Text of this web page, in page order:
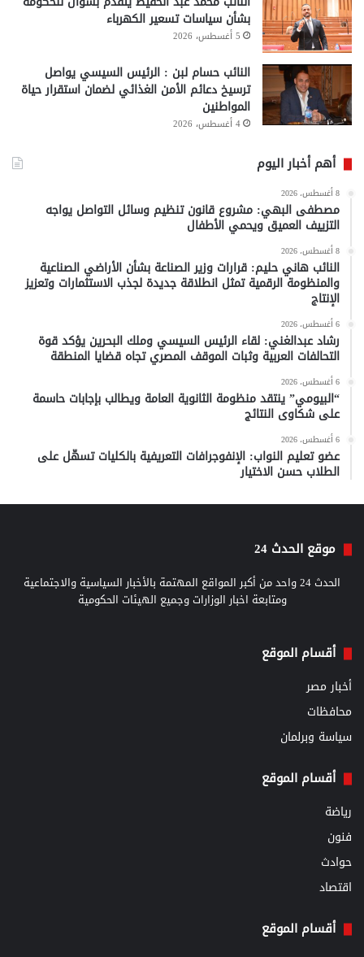
بشأن سياسات تسعير الكهرباء
5 أغسطس، 2026
النائب حسام لبن : الرئيس السيسي يواصل
ترسيخ دعائم الأمن الغذائي لضمان استقرار حياة
المواطنين
4 أغسطس، 2026
أهم أخبار اليوم
8 أغسطس، 2026
مصطفى البهي: مشروع قانون تنظيم وسائل التواصل يواجه
التزييف العميق ويحمي الأطفال
8 أغسطس، 2026
النائب هاني حليم: قرارات وزير الصناعة بشأن الأراضي الصناعية
والمنظومة الرقمية تمثل انطلاقة جديدة لجذب الاستثمارات وتعزيز
الإنتاج
6 أغسطس، 2026
رشاد عبدالغني: لقاء الرئيس السيسي وملك البحرين يؤكد قوة
التحالفات العربية وثبات الموقف المصري تجاه قضايا المنطقة
6 أغسطس، 2026
“البيومي” ينتقد منظومة الثانوية العامة ويطالب بإجابات حاسمة
على شكاوى النتائج
6 أغسطس، 2026
عضو تعليم النواب: الإنفوجرافات التعريفية بالكليات تسهّل على
الطلاب حسن الاختيار
موقع الحدث 24
الحدث 24 واحد من أكبر المواقع المهتمة بالأخبار السياسية والاجتماعية
ومتابعة اخبار الوزارات وجميع الهيئات الحكومية
أقسام الموقع
أخبار مصر
محافظات
سياسة وبرلمان
أقسام الموقع
رياضة
فنون
حوادث
اقتصاد
أقسام الموقع